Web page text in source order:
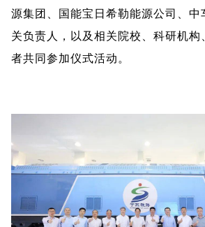
源集团、国能宝日希勒能源公司、中
关负责人，以及相关院校、科研机构
者共同参加仪式活动。